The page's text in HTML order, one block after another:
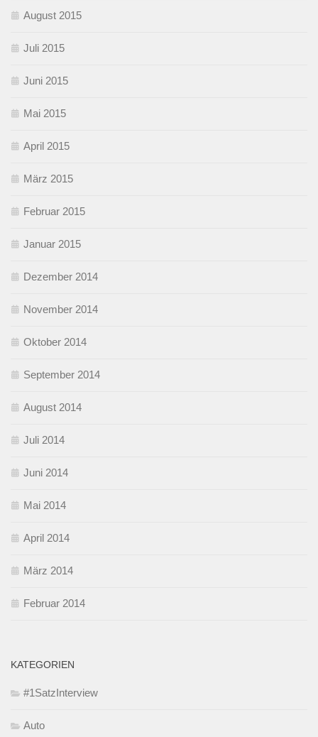
August 2015
Juli 2015
Juni 2015
Mai 2015
April 2015
März 2015
Februar 2015
Januar 2015
Dezember 2014
November 2014
Oktober 2014
September 2014
August 2014
Juli 2014
Juni 2014
Mai 2014
April 2014
März 2014
Februar 2014
KATEGORIEN
#1SatzInterview
Auto